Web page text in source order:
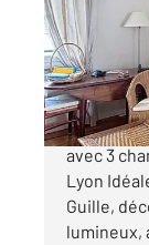
avec 3
Lyon
Guille,
lumineux,